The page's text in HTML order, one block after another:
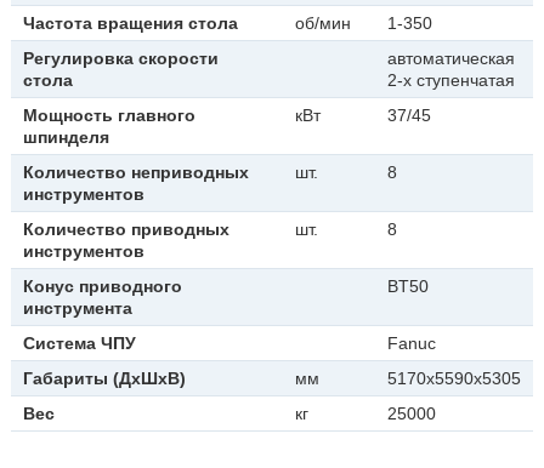
Частота вращения стола об/мин
1-350
Регулировка скорости
стола
автоматическая
2-х ступенчатая
Мощность главного
шпинделя
кВт 37/45
Количество неприводных
инструментов
шт. 8
Количество приводных
инструментов
шт. 8
Конус приводного
инструмента
BT50
Система ЧПУ
Fanuc
Габариты (ДхШхВ)
мм
5170х5590х5305
Вес
кг 25000